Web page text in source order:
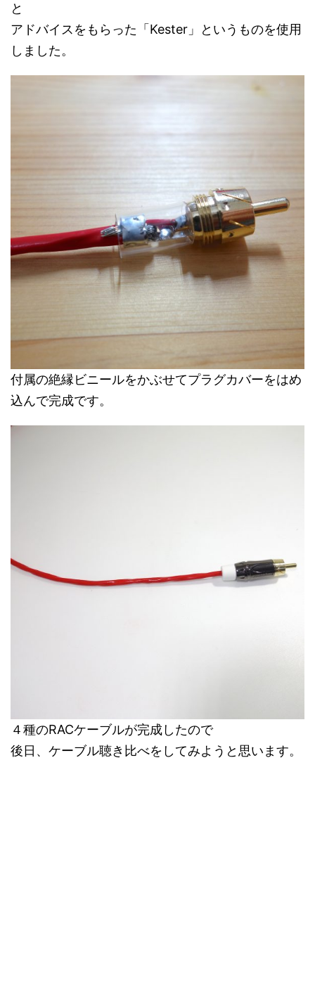
と
アドバイスをもらった「Kester」というものを使用
しました。
付属の絶縁ビニールをかぶせてプラグカバーをはめ
込んで完成です。
４種のRACケーブルが完成したので
後日、ケーブル聴き比べをしてみようと思います。